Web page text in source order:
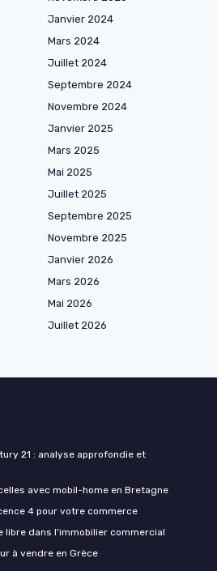
Janvier 2024
Mars 2024
Juillet 2024
Septembre 2024
Novembre 2024
Janvier 2025
Mars 2025
Mai 2025
Juillet 2025
Septembre 2025
Novembre 2025
Janvier 2026
Mars 2026
Mai 2026
Juillet 2026
21 : analyse approfondie et
avec mobil-home en Bretagne
4 pour votre commerce
libre dans l'immobilier commercial
à vendre en Grèce